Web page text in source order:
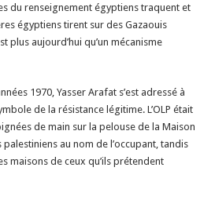
du renseignement égyptiens traquent et
égyptiens tirent sur des Gazaouis
plus aujourd’hui qu’un mécanisme
1970, Yasser Arafat s’est adressé à
de la résistance légitime. L’OLP était
de main sur la pelouse de la Maison
au nom de l’occupant, tandis
maisons de ceux qu’ils prétendent